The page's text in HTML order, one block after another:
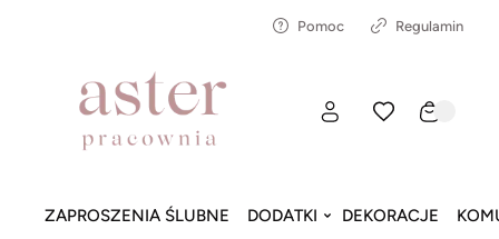
Pomoc Regulamin
ZAPROSZENIA ŚLUBNE DODATKI DEKORACJE